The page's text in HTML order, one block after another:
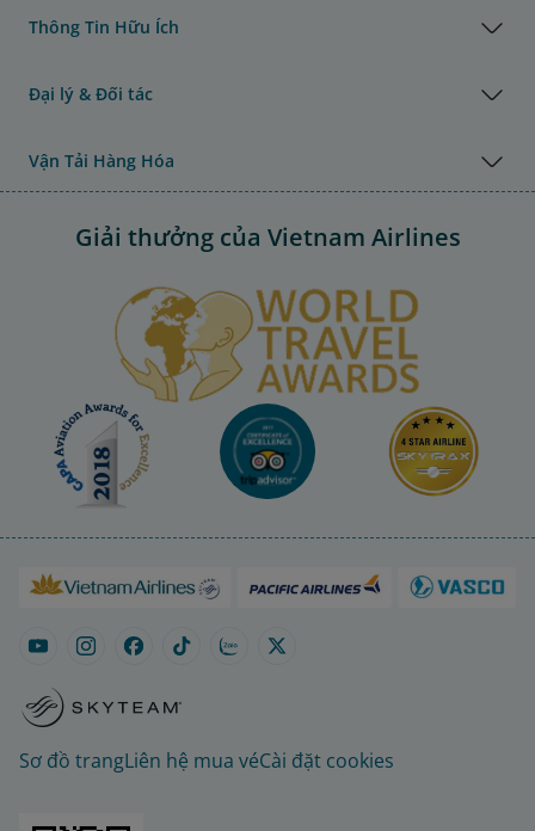
Thông Tin Hữu Ích
Đại lý & Đối tác
Vận Tải Hàng Hóa
Giải thưởng của Vietnam Airlines
Sơ đồ trangLiên hệ mua véCài đặt cookies